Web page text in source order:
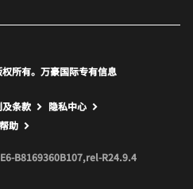
所有。万豪国际专有信息
条款
隐私中心
打开新窗口
帮助
B8169360B107,rel-R24.9.4